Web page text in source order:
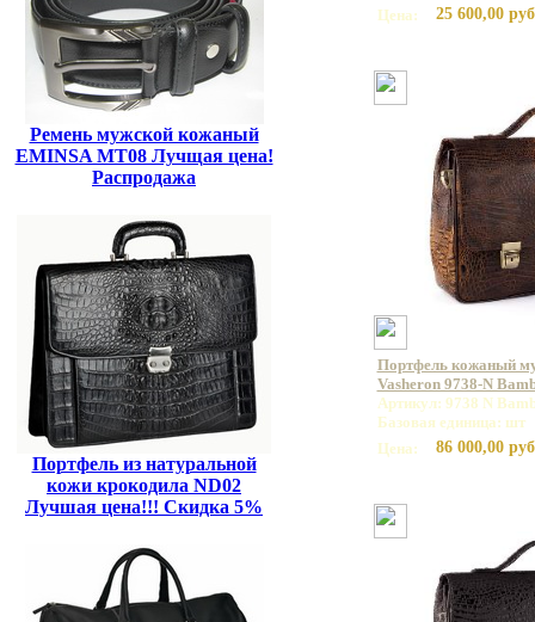
Ремень мужской кожаный
EMINSA MT08 Лучщая цена!
Распродажа
Портфель из натуральной
кожи крокодила ND02
Лучшая цена!!! Скидка 5%
Цена:
25 600,00
Портфель кожаный
Vasheron 9738-N
Артикул: 9738 N
Базовая единица: шт
Цена:
86 000,00